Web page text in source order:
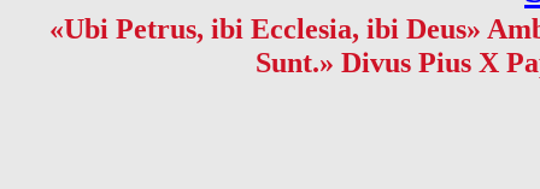
«Ubi Petrus, ibi Ecclesia, ibi Deus»
Sunt.» Divus Pius X